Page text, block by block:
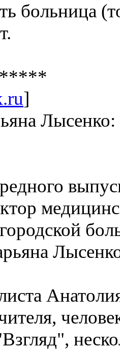
больница
]
Лысенко: